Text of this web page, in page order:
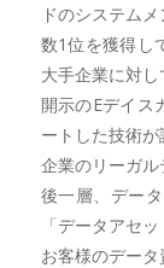
ドのシステム
数1位を獲得し
大手企業に対
開示のEデイス
ートした技術
企業のリーガ
後一層、デー
「データアセ
お客様のデー